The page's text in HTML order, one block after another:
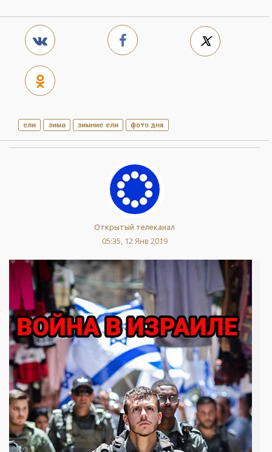
ели зима зимние ели фото дня
Открытый телеканал
05:35, 12 Янв 2019